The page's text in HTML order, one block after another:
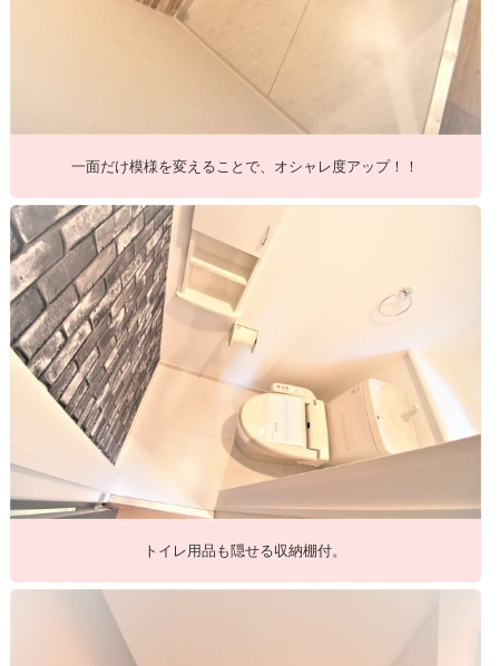
一面だけ模様を変えることで、オシャレ度アップ！！
トイレ用品も隠せる収納棚付。